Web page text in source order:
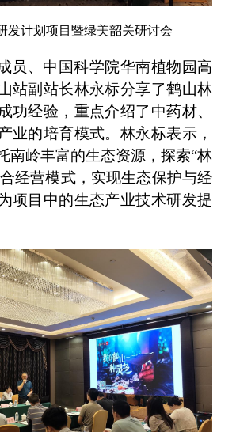
发计划项目暨绿美韶关研讨会
员、中国科学院华南植物园高
站副站长林永标分享了鹤山林
功经验，重点介绍了中药材、
业的培育模式。林永标表示，
南岭丰富的生态资源，探索“林
经营模式，实现生态保护与经
项目中的生态产业技术研发提